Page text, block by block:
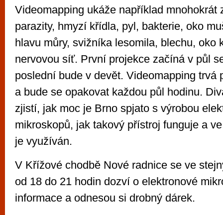
Videomapping ukáže například mnohokrát
parazity, hmyzí křídla, pyl, bakterie, oko
hlavu můry, svižníka lesomila, blechu, oko
nervovou síť. První projekce začíná v půl
poslední bude v devět. Videomapping trvá
a bude se opakovat každou půl hodinu.
zjistí, jak moc je Brno spjato s výrobou
mikroskopů, jak takový přístroj funguje a
je využíván.
V Křížové chodbě Nové radnice se ve
od 18 do 21 hodin dozví o elektronové
informace a odnesou si drobný dárek.